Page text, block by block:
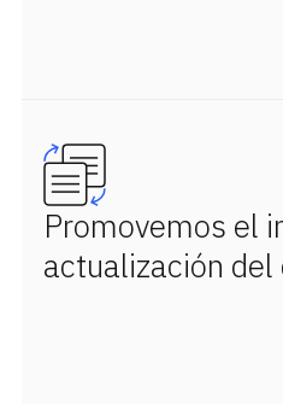
Promovemos el
actualización